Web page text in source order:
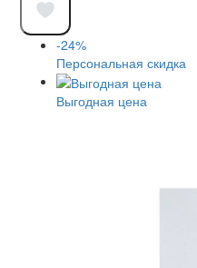
-24%
Персональная скидка
Выгодная цена